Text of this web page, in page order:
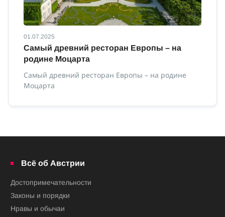
01.07.2025
Самый древний ресторан Европы – на
родине Моцарта
Самый древний ресторан Европы – на родине
Моцарта
Всё об Австрии
Достопримечательности
Законы и порядки
Нравы и обычаи